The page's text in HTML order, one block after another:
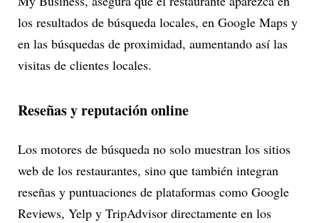
los resultados de búsqueda locales, en Google Maps y
en las búsquedas de proximidad, aumentando así las
visitas de clientes locales.
Reseñas y reputación online
Los motores de búsqueda no solo muestran los sitios
web de los restaurantes, sino que también integran
reseñas y puntuaciones de plataformas como Google
Reviews, Yelp y TripAdvisor directamente en los